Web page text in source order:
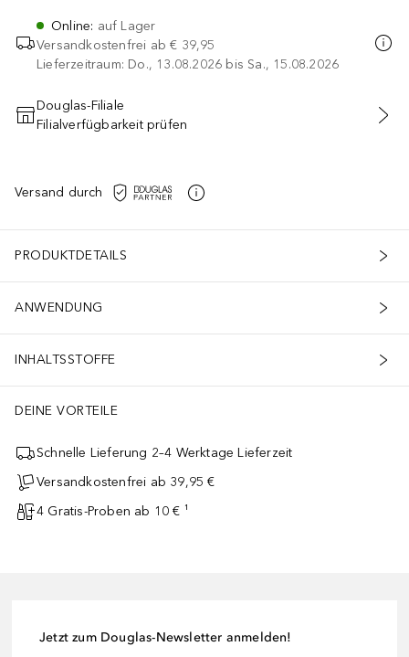
Online: auf Lager
Versandkostenfrei ab € 39,95
Lieferzeitraum: Do., 13.08.2026 bis Sa., 15.08.2026
IN DEN WARENKORB
Douglas-Filiale
Filialverfügbarkeit prüfen
Versand durch
PRODUKTDETAILS
ANWENDUNG
INHALTSSTOFFE
DEINE VORTEILE
Schnelle Lieferung 2–4 Werktage Lieferzeit
Versandkostenfrei ab 39,95 €
4 Gratis-Proben ab 10 € ¹
Jetzt zum Douglas-Newsletter anmelden!